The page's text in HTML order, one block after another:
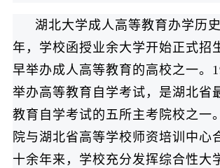
湖北大学成人高等教育办学历
年，学校函授业余大学开始正式招
早举办成人高等教育的高校之一。
举办高等教育自学考试，是湖北省
教育自学考试的五所主考院校之一
院与湖北省高等学校师资培训中心
十余年来，学校充分发挥综合性大